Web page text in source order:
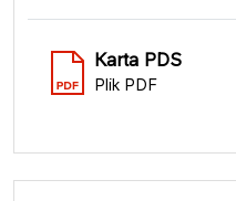
Karta PDS
Plik PDF